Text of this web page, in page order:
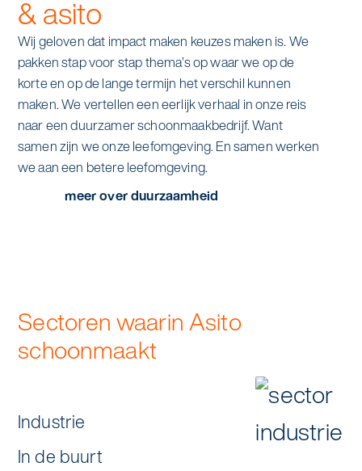
& asito
Wij geloven dat impact maken keuzes maken is. We
pakken stap voor stap thema’s op waar we op de
korte en op de lange termijn het verschil kunnen
maken. We vertellen een eerlijk verhaal in onze reis
naar een duurzamer schoonmaakbedrijf. Want
samen zijn we onze leefomgeving. En samen werken
we aan een betere leefomgeving.
meer over duurzaamheid
Sectoren waarin Asito
schoonmaakt
Industrie
In de buurt